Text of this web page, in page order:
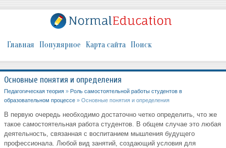
Главная Популярное Карта сайта Поиск
Основные понятия и определения
Педагогическая теория » Роль самостоятельной работы студентов в
образовательном процессе » Основные понятия и определения
В первую очередь необходимо достаточно четко определить, что же
такое самостоятельная работа студентов. В общем случае это любая
деятельность, связанная с воспитанием мышления будущего
профессионала. Любой вид занятий, создающий условия для